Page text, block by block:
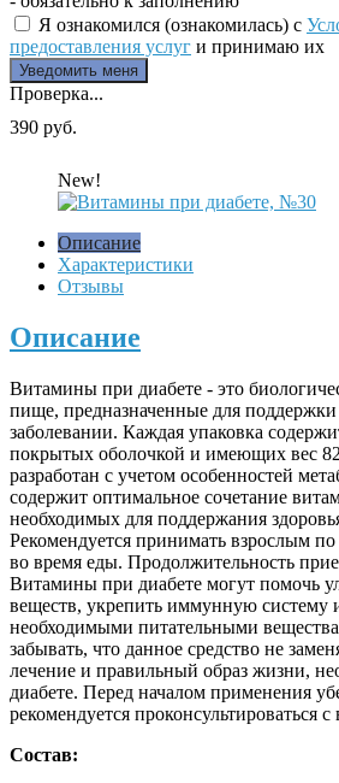
Я ознакомился (ознакомилась) с
предоставления услуг и принимаю их
Проверка...
390 руб.
New!
Описание
Характеристики
Отзывы
Описание
Витамины при диабете - это
пище, предназначенные для
заболевании. Каждая упаковка
покрытых оболочкой и имеющих вес
разработан с учетом особенностей
содержит оптимальное сочетание
необходимых для поддержания
Рекомендуется принимать взрослым по
во время еды. Продолжительность
Витамины при диабете могут помочь
веществ, укрепить иммунную систему
необходимыми питательными
забывать, что данное средство не
лечение и правильный образ жизни,
диабете. Перед началом применения
рекомендуется проконсультироваться с
Состав: